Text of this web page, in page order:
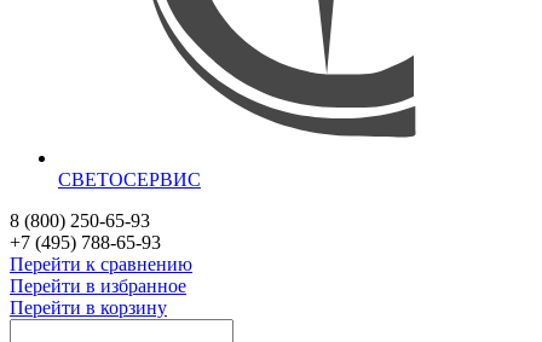
СВЕТОСЕРВИС
8 (800) 250-65-93
+7 (495) 788-65-93
Перейти к сравнению
Перейти в избранное
Перейти в корзину